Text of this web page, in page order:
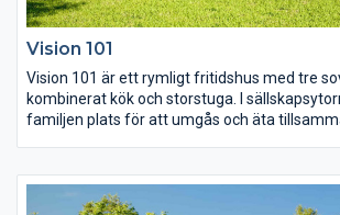
Vision 101
Vision 101 är ett rymligt fritidshus med tre
kombinerat kök och storstuga. I
familjen plats för att umgås och äta
rummet.